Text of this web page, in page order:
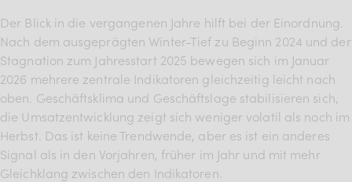
Der Blick in die vergangenen Jahre hilft bei der Einordnung.
Nach dem ausgeprägten Winter-Tief zu Beginn 2024 und der
Stagnation zum Jahresstart 2025 bewegen sich im Januar
2026 mehrere zentrale Indikatoren gleichzeitig leicht nach
oben. Geschäftsklima und Geschäftslage stabilisieren sich,
die Umsatzentwicklung zeigt sich weniger volatil als noch im
Herbst. Das ist keine Trendwende, aber es ist ein anderes
Signal als in den Vorjahren, früher im Jahr und mit mehr
Gleichklang zwischen den Indikatoren.